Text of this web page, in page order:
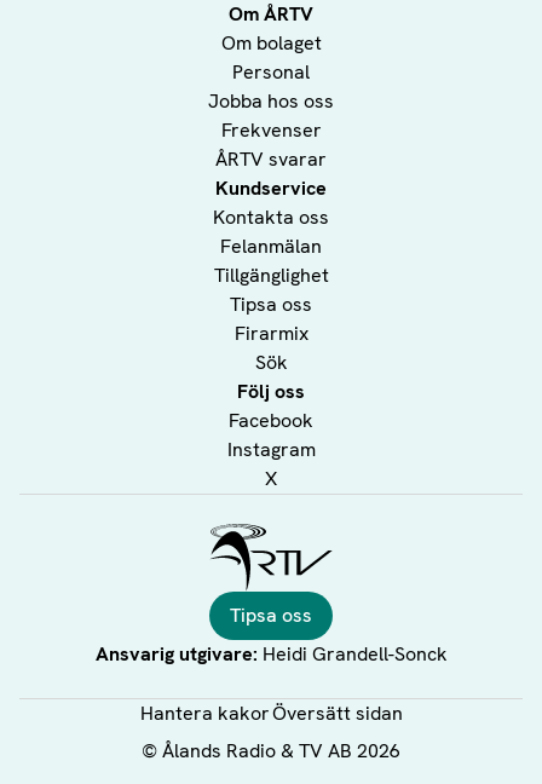
Om ÅRTV
Om bolaget
Personal
Jobba hos oss
Frekvenser
ÅRTV svarar
Kundservice
Kontakta oss
Felanmälan
Tillgänglighet
Tipsa oss
Firarmix
Sök
Följ oss
Facebook
Instagram
X
Tipsa oss
Ansvarig utgivare: Heidi Grandell-Sonck
Hantera kakorÖversätt sidan
©Ålands Radio & TV AB 2026